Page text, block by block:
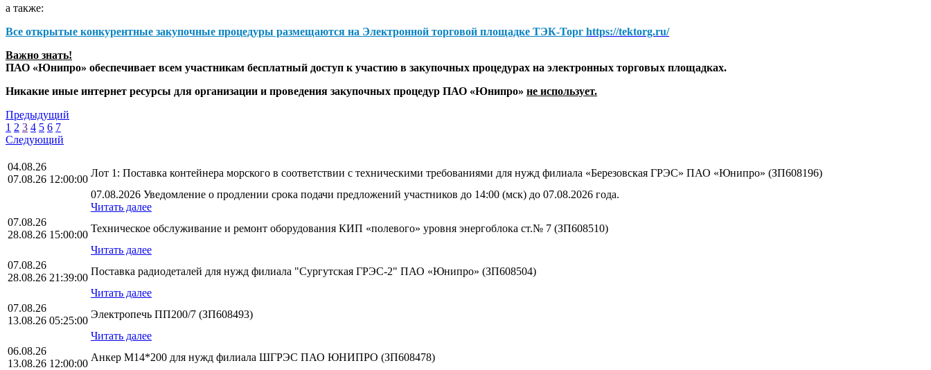
а также:
Все открытые конкурентные закупочные процедуры размещаются на Электронной торговой площадке ТЭК-Торг https://tektorg.ru/
Важно знать!
ПАО «Юнипро» обеспечивает всем участникам бесплатный доступ к участию в закупочных процедурах на электронных торговых площадках.
Никакие иные интернет ресурсы для организации и проведения закупочных процедур ПАО «Юнипро» не использует.
Предыдущий
1 2 3 4 5 6 7
Следующий
04.08.26
07.08.26 12:00:00
Лот 1: Поставка контейнера морского в соответствии с техническими требованиями для нужд филиала «Березовская ГРЭС» ПАО «Юнипро» (ЗП608196)
07.08.2026 Уведомление о продлении срока подачи предложений участников до 14:00 (мск) до 07.08.2026 года.
Читать далее
07.08.26
28.08.26 15:00:00
Техническое обслуживание и ремонт оборудования КИП «полевого» уровня энергоблока ст.№ 7 (ЗП608510)
Читать далее
07.08.26
28.08.26 21:39:00
Поставка радиодеталей для нужд филиала "Сургутская ГРЭС-2" ПАО «Юнипро» (ЗП608504)
Читать далее
07.08.26
13.08.26 05:25:00
Электропечь ПП200/7 (ЗП608493)
Читать далее
06.08.26
13.08.26 12:00:00
Анкер М14*200 для нужд филиала ШГРЭС ПАО ЮНИПРО (ЗП608478)